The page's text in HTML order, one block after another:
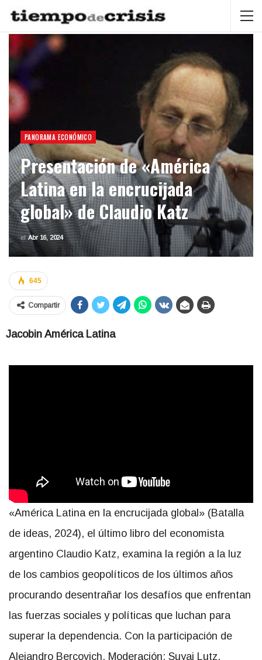
PANORAMA ECONÓMICO
Presentación de «América
Latina en la encrucijada
global» de Claudio Katz
elAbr 16, 2024
645
Compartir
Jacobin América Latina
«América Latina en la encrucijada global» (Batalla
de ideas, 2024), el último libro del economista
argentino Claudio Katz, examina la región a la luz
de los cambios geopolíticos de los últimos años
procurando desentrañar los desafíos que enfrentan
las fuerzas sociales y políticas que luchan para
superar la dependencia. Con la participación de
Alejandro Bercovich. Moderación: Suyai Lutz.